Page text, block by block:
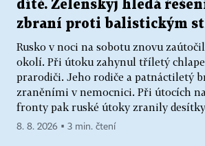
dítě. Zelenskyj hledá
zbraní proti balistickým
Rusko v noci na sobotu znovu
okolí. Při útoku zahynul tříletý
prarodiči. Jeho rodiče a patnáctiletý
zraněními v nemocnici. Při útocích
fronty pak ruské útoky zranily
8. 8. 2026 ▪ 3 min. čtení